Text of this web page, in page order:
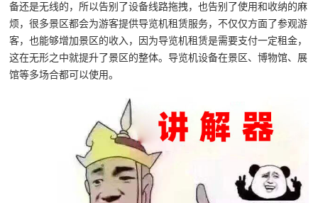
备还是无线的，所以告别了设备线路拖拽，也告别了使用和收纳的麻
烦，很多景区都会为游客提供导览机租赁服务，不仅仅方面了参观游
客，也能够增加景区的收入，因为导览机租赁是需要支付一定租金，
这在无形之中就提升了景区的整体。导览机设备在景区、博物馆、展
馆等多场合都可以使用。